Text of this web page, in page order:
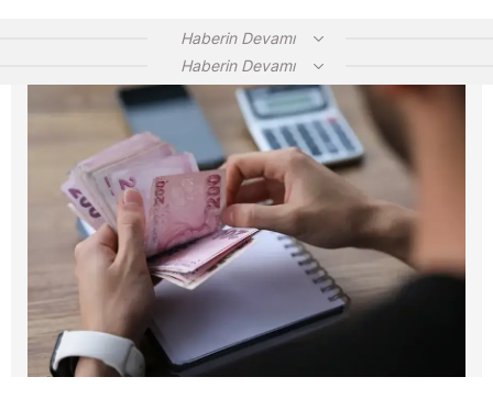
Haberin Devamı
Haberin Devamı